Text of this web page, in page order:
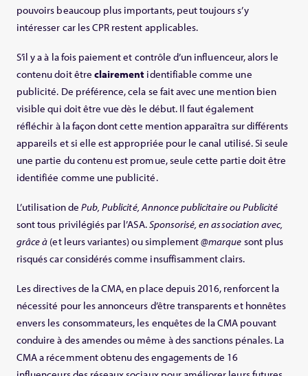
pouvoirs beaucoup plus importants, peut toujours s’y
intéresser car les CPR restent applicables.
S’il y a à la fois paiement et contrôle d’un influenceur, alors le
contenu doit être clairement identifiable comme une
publicité. De préférence, cela se fait avec une mention bien
visible qui doit être vue dès le début. Il faut également
réfléchir à la façon dont cette mention apparaîtra sur différents
appareils et si elle est appropriée pour le canal utilisé. Si seule
une partie du contenu est promue, seule cette partie doit être
identifiée comme une publicité.
L’utilisation de Pub, Publicité, Annonce publicitaire ou Publicité
sont tous privilégiés par l’ASA.Sponsorisé, en association avec,
grâce à (et leurs variantes) ou simplement@marque sont plus
risqués car considérés comme insuffisamment clairs.
Les directives de la CMA, en place depuis 2016, renforcent la
nécessité pour les annonceurs d’être transparents et honnêtes
envers les consommateurs, les enquêtes de la CMA pouvant
conduire à des amendes ou même à des sanctions pénales. La
CMA a récemment obtenu des engagements de 16